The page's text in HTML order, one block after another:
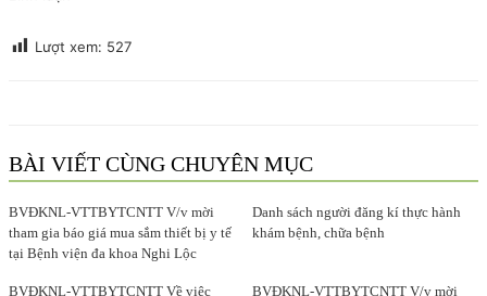
Lượt xem: 527
BÀI VIẾT CÙNG CHUYÊN MỤC
BVĐKNL-VTTBYTCNTT V/v mời
tham gia báo giá mua sắm thiết bị y tế
tại Bệnh viện đa khoa Nghi Lộc
Danh sách người đăng kí thực hành
khám bệnh, chữa bệnh
BVĐKNL-VTTBYTCNTT Về việc BVĐKNL-VTTBYTCNTT V/v mời